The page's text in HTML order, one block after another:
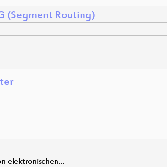
(Segment Routing)
elektronischen…